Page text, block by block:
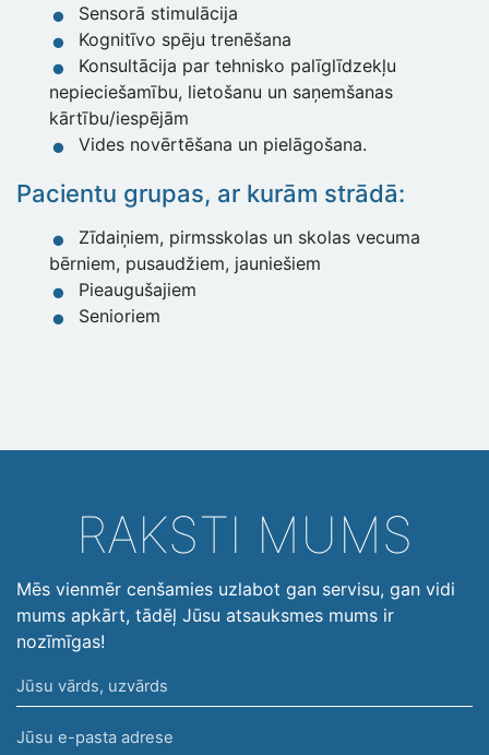
Sensorā stimulācija
Kognitīvo spēju trenēšana
Konsultācija par tehnisko palīglīdzekļu
nepieciešamību, lietošanu un saņemšanas
kārtību/iespējām
Vides novērtēšana un pielāgošana.
Pacientu grupas, ar kurām strādā:
Zīdaiņiem, pirmsskolas un skolas vecuma
bērniem, pusaudžiem, jauniešiem
Pieaugušajiem
Senioriem
RAKSTI MUMS
Mēs vienmēr cenšamies uzlabot gan servisu, gan vidi
mums apkārt, tādēļ Jūsu atsauksmes mums ir
nozīmīgas!
Jūsu
vārds,
uzvārds
Jūsu